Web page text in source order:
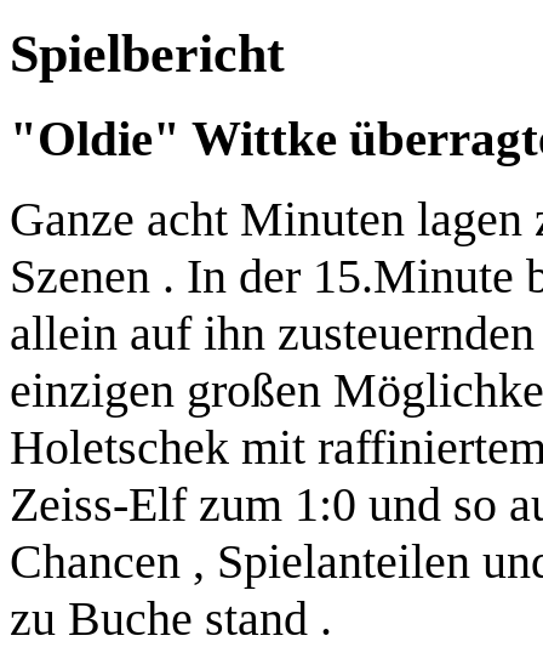
Spielbericht
"Oldie" Wittke
Ganze acht Minuten lagen
Szenen . In der 15.Minute
allein auf ihn
einzigen großen
Holetschek mit
Zeiss-Elf zum 1:0 und so
Chancen , Spielanteilen
zu Buche stand .